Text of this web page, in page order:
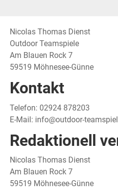
Nicolas Thomas Dienst
Outdoor Teamspiele
Am Blauen Rock 7
59519 Möhnesee-Günne
Kontakt
Telefon: 02924 878203
E-Mail: info@outdoor-
Redaktionell
Nicolas Thomas Dienst
Am Blauen Rock 7
59519 Möhnesee-Günne